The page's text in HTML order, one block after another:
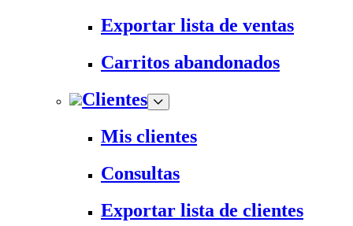
Exportar lista de ventas
Carritos abandonados
Clientes
Mis clientes
Consultas
Exportar lista de clientes